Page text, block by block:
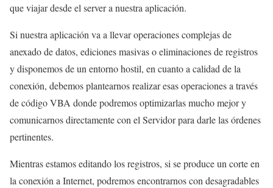
que viajar desde el server a nuestra aplicación.
Si nuestra aplicación va a llevar operaciones complejas de
anexado de datos, ediciones masivas o eliminaciones de registros
y disponemos de un entorno hostil, en cuanto a calidad de la
conexión, debemos plantearnos realizar esas operaciones a través
de código VBA donde podremos optimizarlas mucho mejor y
comunicarnos directamente con el Servidor para darle las órdenes
pertinentes.
Mientras estamos editando los registros, si se produce un corte en
la conexión a Internet, podremos encontrarnos con desagradables